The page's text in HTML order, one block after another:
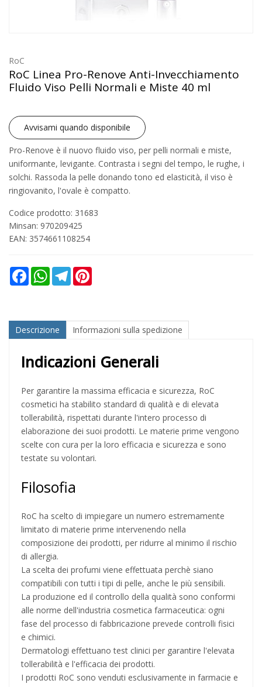
RoC
RoC Linea Pro-Renove Anti-Invecchiamento
Fluido Viso Pelli Normali e Miste 40 ml
Avvisami quando disponibile
Pro-Renove è il nuovo fluido viso, per pelli normali e miste,
uniformante, levigante. Contrasta i segni del tempo, le rughe, i
solchi. Rassoda la pelle donando tono ed elasticità, il viso è
ringiovanito, l'ovale è compatto.
Codice prodotto: 31683
Minsan: 970209425
EAN: 3574661108254
FacebookWhatsAppTelegram
Descrizione Informazioni sulla spedizione
Indicazioni Generali
Per garantire la massima efficacia e sicurezza, RoC
cosmetici ha stabilito standard di qualità e di elevata
tollerabilità, rispettati durante l'intero processo di
elaborazione dei suoi prodotti. Le materie prime vengono
scelte con cura per la loro efficacia e sicurezza e sono
testate su volontari.
Filosofia
RoC ha scelto di impiegare un numero estremamente
limitato di materie prime intervenendo nella
composizione dei prodotti, per ridurre al minimo il rischio
di allergia.
La scelta dei profumi viene effettuata perchè siano
compatibili con tutti i tipi di pelle, anche le più sensibili.
La produzione ed il controllo della qualità sono conformi
alle norme dell'industria cosmetica farmaceutica: ogni
fase del processo di fabbricazione prevede controlli fisici
e chimici.
Dermatologi effettuano test clinici per garantire l'elevata
tollerabilità e l'efficacia dei prodotti.
I prodotti RoC sono venduti esclusivamente in farmacie e